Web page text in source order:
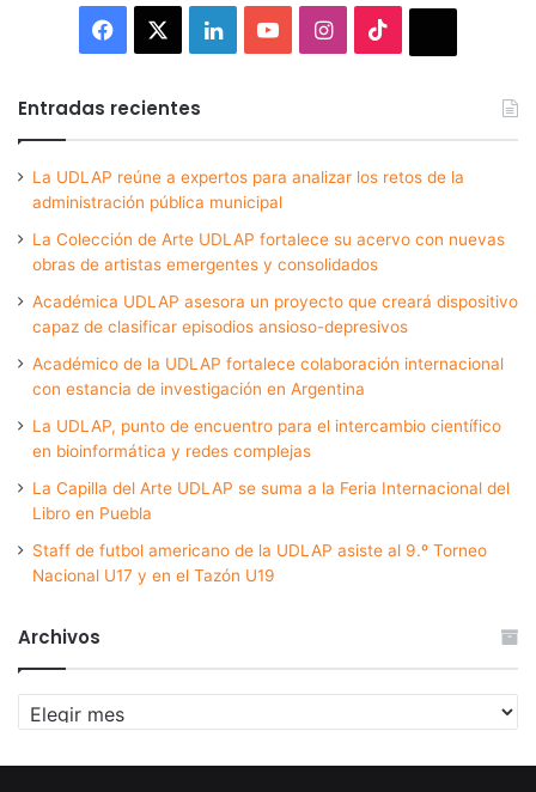
Facebook LinkedInYouTubeInstagram
Entradas recientes
La UDLAP reúne a expertos para analizar los retos de la
administración pública municipal
La Colección de Arte UDLAP fortalece su acervo con nuevas
obras de artistas emergentes y consolidados
Académica UDLAP asesora un proyecto que creará dispositivo
capaz de clasificar episodios ansioso-depresivos
Académico de la UDLAP fortalece colaboración internacional
con estancia de investigación en Argentina
La UDLAP, punto de encuentro para el intercambio científico
en bioinformática y redes complejas
La Capilla del Arte UDLAP se suma a la Feria Internacional del
Libro en Puebla
Staff de futbol americano de la UDLAP asiste al 9.º Torneo
Nacional U17 y en el Tazón U19
Archivos
Archivos